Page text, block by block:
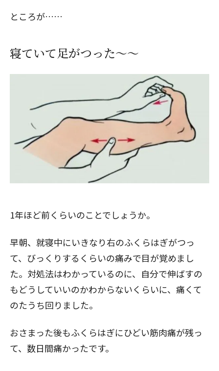
ところが……
寝ていて足がつった～～
1年ほど前くらいのことでしょうか。
早朝、就寝中にいきなり右のふくらはぎがつっ
て、びっくりするくらいの痛みで目が覚めまし
た。対処法はわかっているのに、自分で伸ばすの
もどうしていいのかわからないくらいに、痛くて
のたうち回りました。
おさまった後もふくらはぎにひどい筋肉痛が残っ
て、数日間痛かったです。